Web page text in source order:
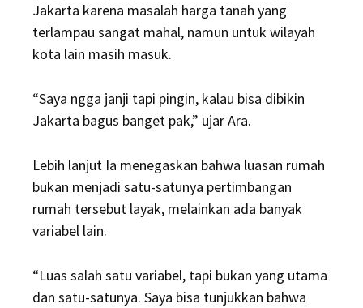
Jakarta karena masalah harga tanah yang
terlampau sangat mahal, namun untuk wilayah
kota lain masih masuk.
“Saya ngga janji tapi pingin, kalau bisa dibikin
Jakarta bagus banget pak,” ujar Ara.
Lebih lanjut Ia menegaskan bahwa luasan rumah
bukan menjadi satu-satunya pertimbangan
rumah tersebut layak, melainkan ada banyak
variabel lain.
“Luas salah satu variabel, tapi bukan yang utama
dan satu-satunya. Saya bisa tunjukkan bahwa